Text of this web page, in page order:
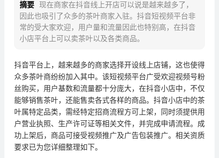
摘要
现在商家在抖音线上开店可以说是越来越多了，
因此也吸引了众多的茶叶商家入驻。抖音短视频平台非
常的受大家欢迎，用户量和流量因此也特别高，在抖音
小店平台上可以卖茶叶以及各类商品。
抖音平台上，越来越多的商家选择开设线上店铺，这也使得
众多茶叶商纷纷加入其中。该短视频平台广受欢迎视频号粉
丝购买，用户基数和流量都十分庞大，在抖音小店中，不仅
能够销售茶叶，还能售卖各式各样的商品。抖音小店中的茶
叶属特定品类，需经特定招商流程方可上架，同时须提供用
户营业执照、生产许可证等相关文件，并完成申请流程。成
功上架后，商品可接受视频推广及广告包装推广。相关资质
要求已为您详细整理如下。